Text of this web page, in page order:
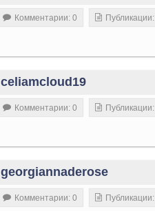
Комментарии: 0
celiamcloud19
Комментарии: 0
georgiannaderose
Комментарии: 0